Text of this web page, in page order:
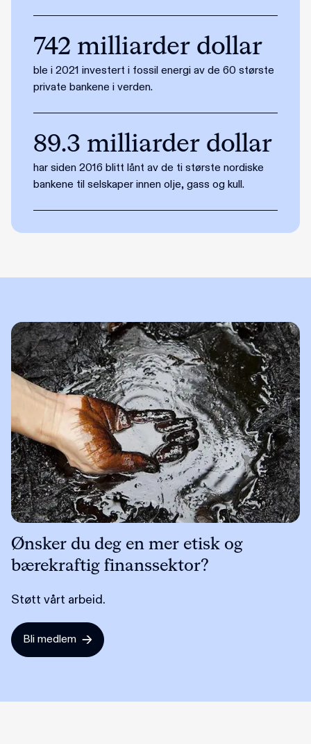
742 milliarder dollar
ble i 2021 investert i fossil energi av de 60 største
private bankene i verden.
89.3 milliarder dollar
har siden 2016 blitt lånt av de ti største nordiske
bankene til selskaper innen olje, gass og kull.
Ønsker du deg en mer etisk og
bærekraftig finanssektor?
Støtt vårt arbeid.
Bli medlem